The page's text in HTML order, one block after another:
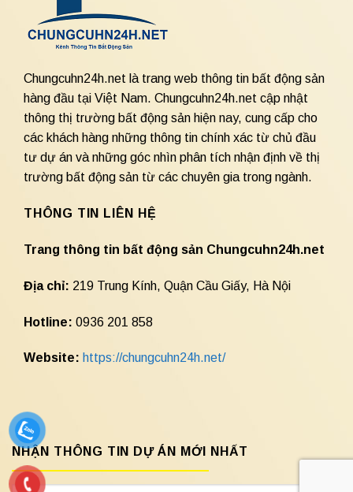
Chungcuhn24h.net là trang web thông tin bất động sản
hàng đầu tại Việt Nam. Chungcuhn24h.net cập nhật
thông thị trường bất động sản hiện nay, cung cấp cho
các khách hàng những thông tin chính xác từ chủ đầu
tư dự án và những góc nhìn phân tích nhận định về thị
trường bất động sản từ các chuyên gia trong ngành.
THÔNG TIN LIÊN HỆ
Trang thông tin bất động sản Chungcuhn24h.net
Địa chỉ: 219 Trung Kính, Quận Cầu Giấy, Hà Nội
Hotline: 0936 201 858
Website: https://chungcuhn24h.net/
NHẬN THÔNG TIN DỰ ÁN MỚI NHẤT